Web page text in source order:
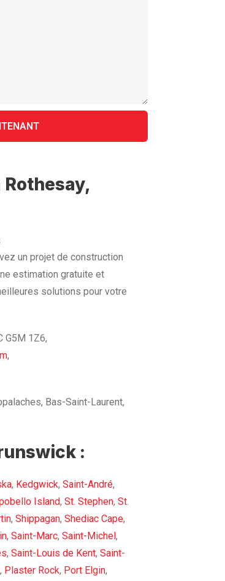
un projet de construction
estimation gratuite et
solutions pour votre
G5M 1Z6,
,
Bas-Saint-Laurent,
:
, Kedgwick, Saint-André,
Island, St. Stephen, St.
, Shippagan, Shediac Cape,
, Saint-Marc, Saint-Michel ,
, Saint-Louis de Kent, Saint-
, Plaster Rock, Port Elgin,